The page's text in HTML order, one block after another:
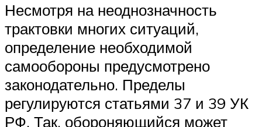
Несмотря на неоднозначность
трактовки многих ситуаций,
определение необходимой
самообороны предусмотрено
законодательно. Пределы
регулируются статьями 37 и 39 УК
РФ. Так, обороняющийся может